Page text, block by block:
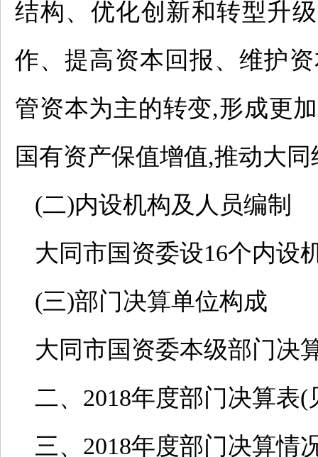
结构、优化创新和转型升
作、提高资本回报、维护
管资本为主的转变,形成更
国有资产保值增值,推动大
(二)内设机构及人员编制
大同市国资委设16个内设
(三)部门决算单位构成
大同市国资委本级部门决
二、2018年度部门决算表(
三、2018年度部门决算情